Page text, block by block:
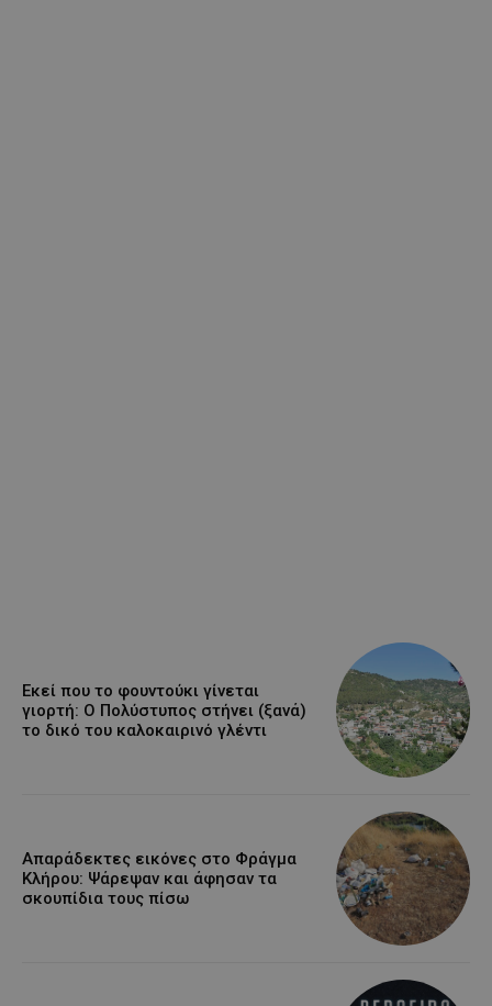
Εκεί που το φουντούκι γίνεται
γιορτή: Ο Πολύστυπος στήνει (ξανά)
το δικό του καλοκαιρινό γλέντι
Απαράδεκτες εικόνες στο Φράγμα
Κλήρου: Ψάρεψαν και άφησαν τα
σκουπίδια τους πίσω